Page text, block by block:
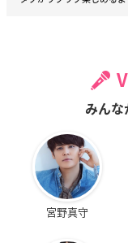
みんな
宮野真守